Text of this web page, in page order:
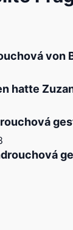
von
hatte